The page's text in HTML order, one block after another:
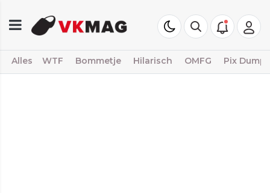
Alles WTF Bommetje Hilarisch OMFG Pix Dump